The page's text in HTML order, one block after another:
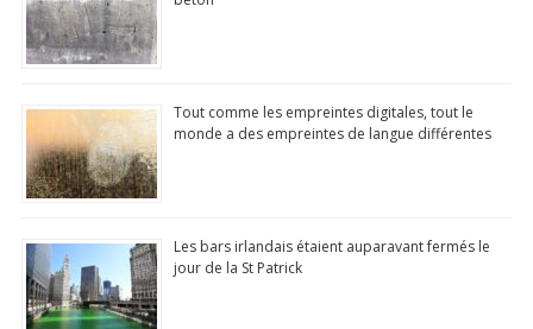
Tout comme les empreintes digitales, tout le
monde a des empreintes de langue différentes
Les bars irlandais étaient auparavant fermés le
jour de la St Patrick